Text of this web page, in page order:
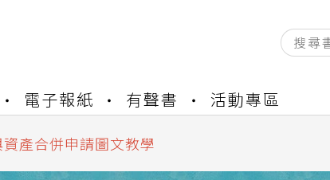
電子報紙 有聲書 活動專區
合併結果查詢